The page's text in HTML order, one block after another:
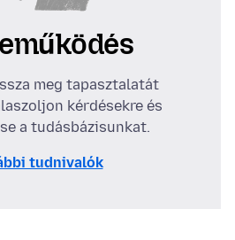
meg tapasztalatát
kérdésekre és
a tudásbázisunkat.
tudnivalók